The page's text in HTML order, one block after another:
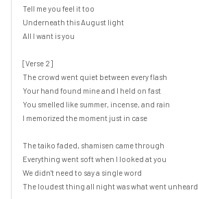
Tell me you feel it too
Underneath this August light
All I want is you
[Verse 2]
The crowd went quiet between every flash
Your hand found mine and I held on fast
You smelled like summer, incense, and rain
I memorized the moment just in case
The taiko faded, shamisen came through
Everything went soft when I looked at you
We didn't need to say a single word
The loudest thing all night was what went unheard